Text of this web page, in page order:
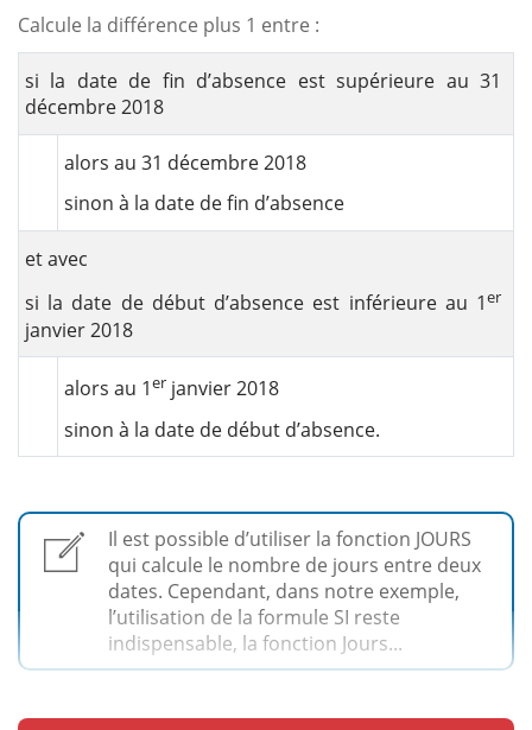
Calcule la différence plus 1 entre :
si la date de fin d’absence est supérieure au 31
décembre 2018
alors au 31 décembre 2018
sinon à la date de fin d’absence
et avec
si la date de début d’absence est inférieure au 1er
janvier 2018
alors au 1er janvier 2018
sinon à la date de début d’absence.
Il est possible d’utiliser la fonction JOURS
qui calcule le nombre de jours entre deux
dates. Cependant, dans notre exemple,
l’utilisation de la formule SI reste
indispensable, la fonction Jours...